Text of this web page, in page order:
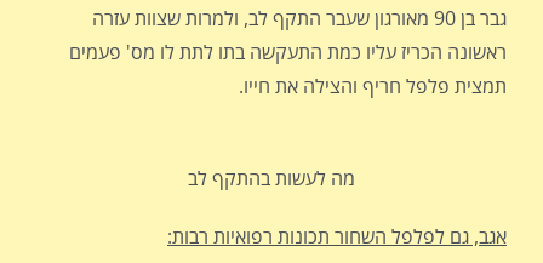
גבר בן 90 מאורגון שעבר התקף לב, ולמרות שצוות עזרה
ראשונה הכריז עליו כמת התעקשה בתו לתת לו מס' פעמים
תמצית פלפל חריף והצילה את חייו.
מה לעשות בהתקף לב
אגב, גם לפלפל השחור תכונות רפואיות רבות: